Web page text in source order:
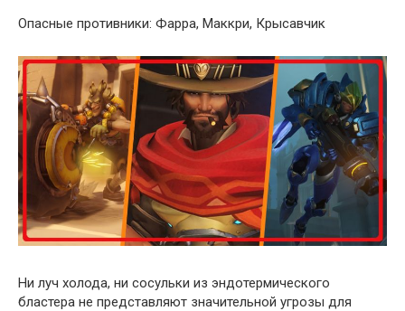
Опасные противники: Фарра, Маккри, Крысавчик
Ни луч холода, ни сосульки из эндотермического
бластера не представляют значительной угрозы для